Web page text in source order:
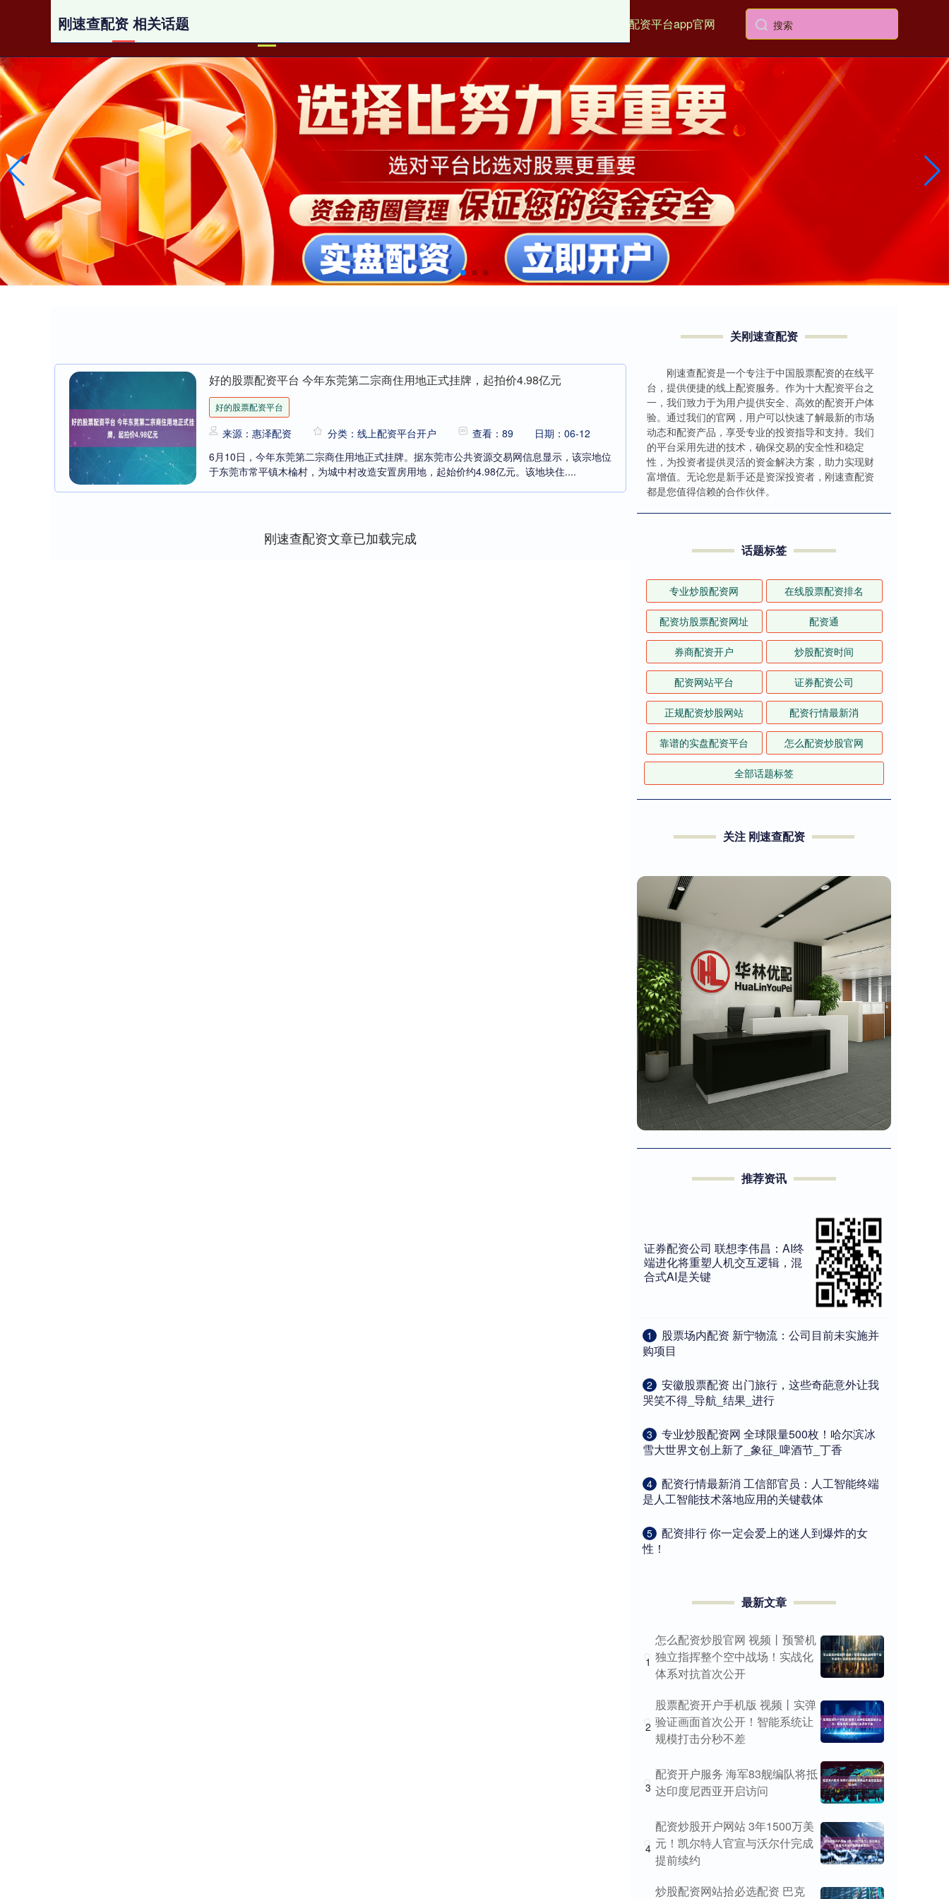
十大配资平台app官网
刚速查配资 相关话题
好的股票配资平台 今年东莞第二宗商住用地正式挂牌，起拍价4.98亿元
好的股票配资平台
来源：惠泽配资 分类：线上配资平台开户 查看：89
日期：06-12
6月10日，今年东莞第二宗商住用地正式挂牌。据东莞市公共资源交易网信息显示，该宗地位
于东莞市常平镇木棆村，为城中村改造安置房用地，起始价约4.98亿元。该地块住....
刚速查配资文章已加载完成
关刚速查配资
刚速查配资是一个专注于中国股票配资的在线平
台，提供便捷的线上配资服务。作为十大配资平台之
一，我们致力于为用户提供安全、高效的配资开户体
验。通过我们的官网，用户可以快速了解最新的市场
动态和配资产品，享受专业的投资指导和支持。我们
的平台采用先进的技术，确保交易的安全性和稳定
性，为投资者提供灵活的资金解决方案，助力实现财
富增值。无论您是新手还是资深投资者，刚速查配资
都是您值得信赖的合作伙伴。
话题标签
专业炒股配资网 在线股票配资排名
配资坊股票配资网址 配资通
券商配资开户 炒股配资时间
配资网站平台 证券配资公司
正规配资炒股网站 配资行情最新消
靠谱的实盘配资平台 怎么配资炒股官网
全部话题标签
关注 刚速查配资
推荐资讯
证券配资公司 联想李伟昌：AI终
端进化将重塑人机交互逻辑，混
合式AI是关键
1
​股票场内配资 新宁物流：公司目前未实施并
购项目
2
​安徽股票配资 出门旅行，这些奇葩意外让我
哭笑不得_导航_结果_进行
3
​专业炒股配资网 全球限量500枚！哈尔滨冰
雪大世界文创上新了_象征_啤酒节_丁香
4
​配资行情最新消 工信部官员：人工智能终端
是人工智能技术落地应用的关键载体
5
​配资排行 你一定会爱上的迷人到爆炸的女
性！
最新文章
1
怎么配资炒股官网 视频丨预警机
独立指挥整个空中战场！实战化
体系对抗首次公开
2
股票配资开户手机版 视频丨实弹
验证画面首次公开！智能系统让
规模打击分秒不差
3
配资开户服务 海军83舰编队将抵
达印度尼西亚开启访问
4
配资炒股开户网站 3年1500万美
元！凯尔特人官宣与沃尔什完成
提前续约
炒股配资网站拾必选配资 巴克